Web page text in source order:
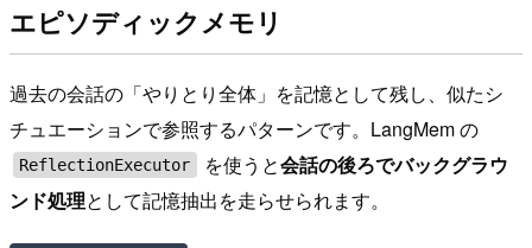
エピソディックメモリ
過去の会話の「やりとり全体」を記憶として残し、似たシ
チュエーションで参照するパターンです。LangMem の
ReflectionExecutor を使うと会話の後ろでバックグラウ
ンド処理として記憶抽出を走らせられます。